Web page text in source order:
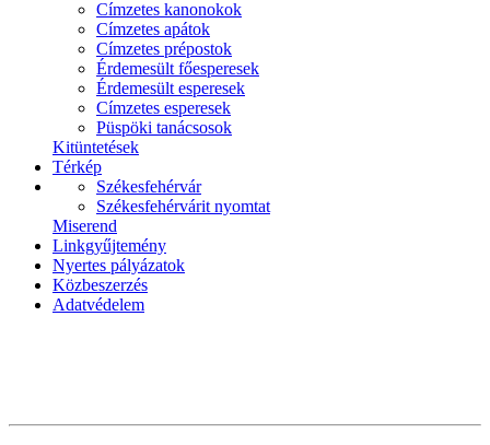
Címzetes kanonokok
Címzetes apátok
Címzetes prépostok
Érdemesült főesperesek
Érdemesült esperesek
Címzetes esperesek
Püspöki tanácsosok
Kitüntetések
Térkép
Székesfehérvár
Székesfehérvárit nyomtat
Miserend
Linkgyűjtemény
Nyertes pályázatok
Közbeszerzés
Adatvédelem